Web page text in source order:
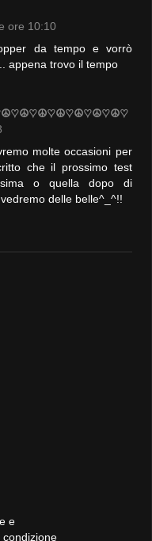
ore 10:10
da tempo e vorrò
appena trovo il tempo
molte occasioni per
che il prossimo test
o quella dopo di
delle belle^_^!!
e